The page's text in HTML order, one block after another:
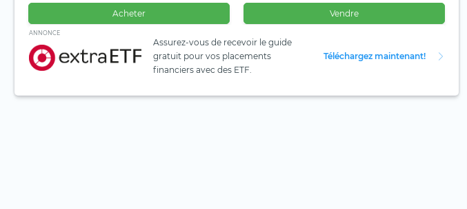
Acheter Vendre
ANNONCE
Assurez-vous de recevoir le guide
gratuit pour vos placements
financiers avec des ETF.
Téléchargez maintenant!